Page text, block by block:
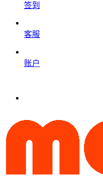
签到
客服
账户